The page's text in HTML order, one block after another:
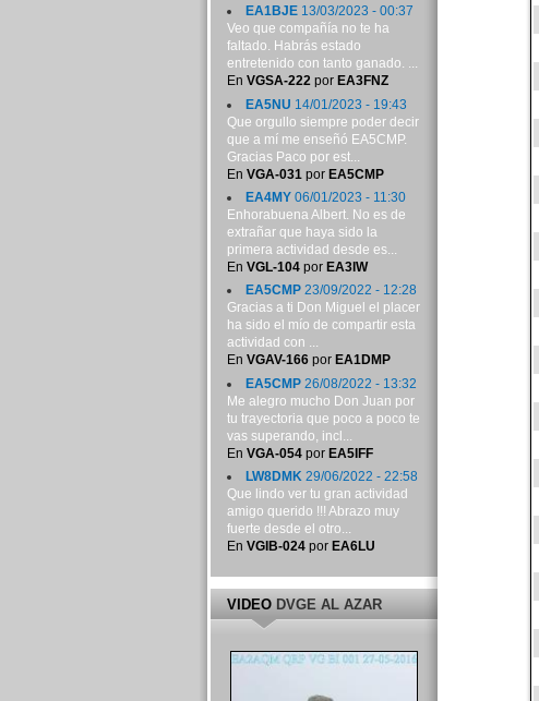
EA1BJE13/03/2023 - 00:37
Veo que compañía no te ha
faltado. Habrás estado
entretenido con tanto ganado. ...
En VGSA-222por EA3FNZ
EA5NU 14/01/2023 - 19:43
Que orgullo siempre poder decir
que a mí me enseñó EA5CMP.
Gracias Paco por est...
En VGA-031 por EA5CMP
EA4MY06/01/2023 - 11:30
Enhorabuena Albert. No es de
extrañar que haya sido la
primera actividad desde es...
En VGL-104por EA3IW
EA5CMP23/09/2022 - 12:28
Gracias a ti Don Miguel el placer
ha sido el mío de compartir esta
actividad con ...
En VGAV-166por EA1DMP
EA5CMP26/08/2022 - 13:32
Me alegro mucho Don Juan por
tu trayectoria que poco a poco te
vas superando, incl...
En VGA-054por EA5IFF
LW8DMK29/06/2022 - 22:58
Que lindo ver tu gran actividad
amigo querido !!! Abrazo muy
fuerte desde el otro...
En VGIB-024por EA6LU
VIDEODVGE AL AZAR